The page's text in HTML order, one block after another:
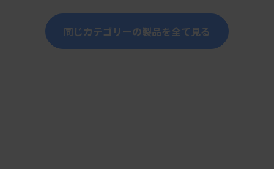
同じカテゴリーの製品を全て見る